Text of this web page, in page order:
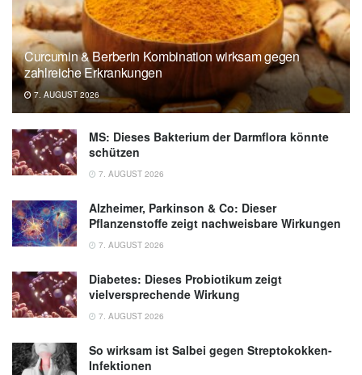
Otolaryngology-Head & Neck Surgery
Curcumin & Berberin Kombination wirksam gegen
zahlreiche Erkrankungen
7. AUGUST 2026
MS: Dieses Bakterium der Darmflora könnte
schützen
7. AUGUST 2026
Alzheimer, Parkinson & Co: Dieser
Pflanzenstoffe zeigt nachweisbare Wirkungen
7. AUGUST 2026
Diabetes: Dieses Probiotikum zeigt
vielversprechende Wirkung
7. AUGUST 2026
So wirksam ist Salbei gegen Streptokokken-
Infektionen